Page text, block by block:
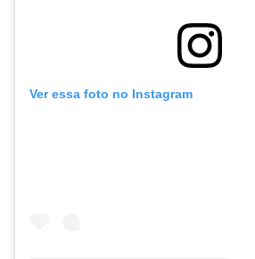
Ver essa foto no Instagram